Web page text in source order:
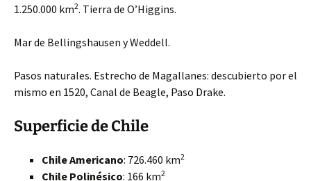
1.250.000 km2. Tierra de O’Higgins.
Mar de Bellingshausen y Weddell.
Pasos naturales. Estrecho de Magallanes: descubierto por el
mismo en 1520, Canal de Beagle, Paso Drake.
Superficie de Chile
Chile Americano: 726.460 km2
Chile Polinésico: 166 km2